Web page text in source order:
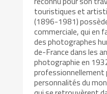
touristiques et
(1896-1981)
commerciale, qui en
des photographes
de-France dans les
photographie en
personnalités du